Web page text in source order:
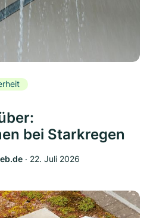
bei Starkregen
‧ 22. Juli 2026